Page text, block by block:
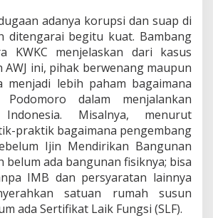
adanya korupsi dan suap di
ditengarai begitu kuat. Bambang
KWKC menjelaskan dari kasus
AWJ ini, pihak berwenang maupun
menjadi lebih paham bagaimana
dalam menjalankan
Misalnya, menurut
praktik bagaimana pengembang
Ijin Mendirikan Bangunan
belum ada bangunan fisiknya; bisa
IMB dan persyaratan lainnya
satuan rumah susun
ada Sertifikat Laik Fungsi (SLF).